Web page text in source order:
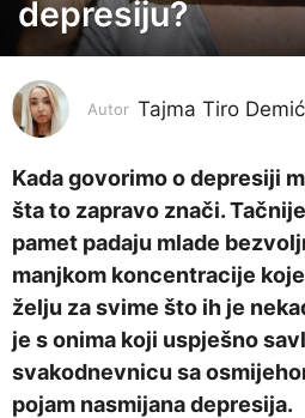
g
i
n
e
p
r
i
j
e
3
g
depresiju?
Autor Tajma Tiro Demić
Kada govorimo o depresiji
šta to zapravo znači.
pamet padaju mlade
manjkom koncentracije
želju za svime što ih je
je s onima koji uspješno
svakodnevnicu sa
pojam nasmijana depresija.